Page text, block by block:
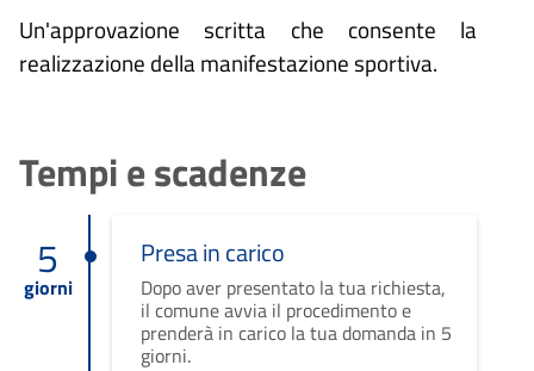
Un'approvazione scritta che consente la
realizzazione della manifestazione sportiva.
Tempi e scadenze
5
giorni
Presa in carico
Dopo aver presentato la tua richiesta,
il comune avvia il procedimento e
prenderà in carico la tua domanda in 5
giorni.